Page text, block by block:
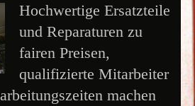
Hochwertige Ersatzteile
und Reparaturen zu
fairen Preisen,
qualifizierte Mitarbeiter
machen